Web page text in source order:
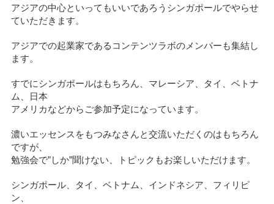
アジアの中心といってもいいであろうシンガポールでやらせ
ていただきます。
アジアでの起業家であるコンテンツラボのメンバーも集結し
ます。
すでにシンガポールはもちろん、マレーシア、タイ、ベトナ
ム、日本
アメリカなどからご参加予定になっています。
濃いエッセンスをもつみなさんと交流いただくのはもちろん
ですが、
勉強会で”しか”聞けない、トピックもお楽しいただけます。
シンガポール、タイ、ベトナム、インドネシア、フィリピ
ン、